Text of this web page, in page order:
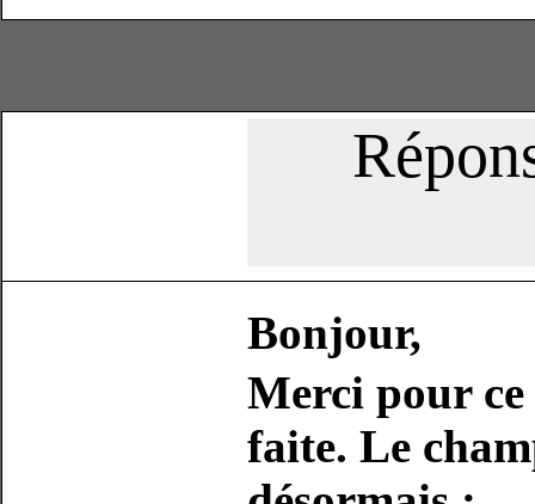
Bonjour,
Merci pour
faite. Le